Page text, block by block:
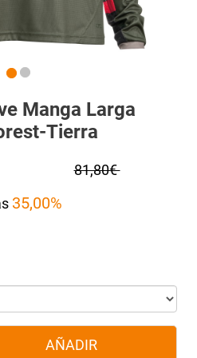
Manga Larga
Tierra
81,80€
35,00%
AÑADIR